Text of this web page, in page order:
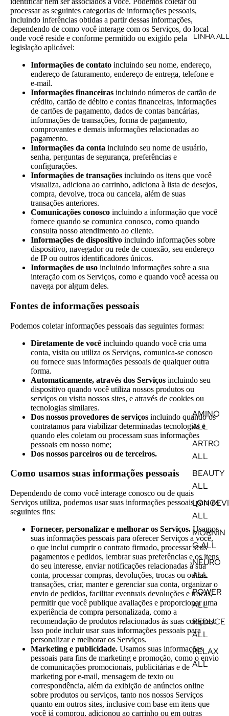
LINHA
AMINO
ALL
ARTRO
ALL
BEAUTY
ALL
LONGEVI
ALL
MORNIN
G ALL
NEURO
ALL
POWER
ALL
REDUCE
ALL
RELAX
ALL
processar as seguintes categorias de informações pessoais,
incluindo inferências obtidas a partir dessas informações,
dependendo de como você interage com os Serviços, do local
onde você reside e conforme permitido ou exigido pela
legislação aplicável:
Informações de contato incluindo seu nome, endereço,
endereço de faturamento, endereço de entrega, telefone e
e-mail.
Informações financeiras incluindo números de cartão de
crédito, cartão de débito e contas financeiras, informações
de cartões de pagamento, dados de contas bancárias,
informações de transações, forma de pagamento,
comprovantes e demais informações relacionadas ao
pagamento.
Informações da conta incluindo seu nome de usuário,
senha, perguntas de segurança, preferências e
configurações.
Informações de transações incluindo os itens que você
visualiza, adiciona ao carrinho, adiciona à lista de desejos,
compra, devolve, troca ou cancela, além de suas
transações anteriores.
Comunicações conosco incluindo a informação que você
fornece quando se comunica conosco, como quando
consulta nosso atendimento ao cliente.
Informações de dispositivo incluindo informações sobre
dispositivo, navegador ou rede de conexão, seu endereço
de IP ou outros identificadores únicos.
Informações de uso incluindo informações sobre a sua
interação com os Serviços, como e quando você acessa ou
navega por algum deles.
Fontes de informações pessoais
Podemos coletar informações pessoais das seguintes formas:
Diretamente de você incluindo quando você cria uma
conta, visita ou utiliza os Serviços, comunica-se conosco
ou fornece suas informações pessoais de qualquer outra
forma.
Automaticamente, através dos Serviços incluindo seu
dispositivo quando você utiliza nossos produtos ou
serviços ou visita nossos sites, e através de cookies ou
tecnologias similares.
Dos nossos provedores de serviços incluindo quando os
contratamos para viabilizar determinadas tecnologias e
quando eles coletam ou processam suas informações
pessoais em nosso nome;
Dos nossos parceiros ou de terceiros.
Como usamos suas informações pessoais
Dependendo de como você interage conosco ou de quais
Serviços utiliza, podemos usar suas informações pessoais para os
seguintes fins:
Fornecer, personalizar e melhorar os Serviços. Usamos
suas informações pessoais para oferecer Serviços a você,
o que inclui cumprir o contrato firmado, processar seus
pagamentos e pedidos, lembrar suas preferências e os itens
do seu interesse, enviar notificações relacionadas à sua
conta, processar compras, devoluções, trocas ou outras
transações, criar, manter e gerenciar sua conta, organizar o
envio de pedidos, facilitar eventuais devoluções e trocas,
permitir que você publique avaliações e proporcionar uma
experiência de compra personalizada, como a
recomendação de produtos relacionados às suas compras.
Isso pode incluir usar suas informações pessoais para
personalizar e melhorar os Serviços.
Marketing e publicidade. Usamos suas informações
pessoais para fins de marketing e promoção, como o envio
de comunicações promocionais, publicitárias e de
marketing por e-mail, mensagem de texto ou
correspondência, além da exibição de anúncios online
sobre produtos ou serviços, tanto nos nossos Serviços
quanto em outros sites, inclusive com base em itens que
você já comprou, adicionou ao carrinho ou em outras